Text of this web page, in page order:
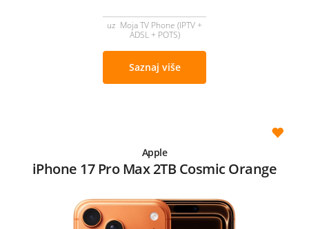
uz Moja TV Phone (IPTV +
ADSL + POTS)
Saznaj više
Apple
iPhone 17 Pro Max 2TB Cosmic Orange